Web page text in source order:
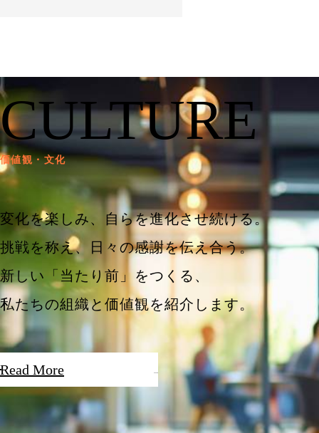
価値観・文化
CULTURE
変化を楽しみ、自らを進化させ続ける。
挑戦を称え、日々の感謝を伝え合う。
新しい「当たり前」をつくる、
私たちの組織と価値観を紹介します。
Read More